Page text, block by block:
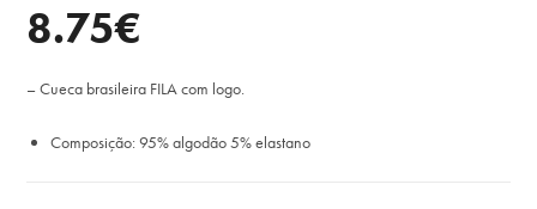
8.75€
– Cueca brasileira FILA com logo.
Composição: 95% algodão 5% elastano